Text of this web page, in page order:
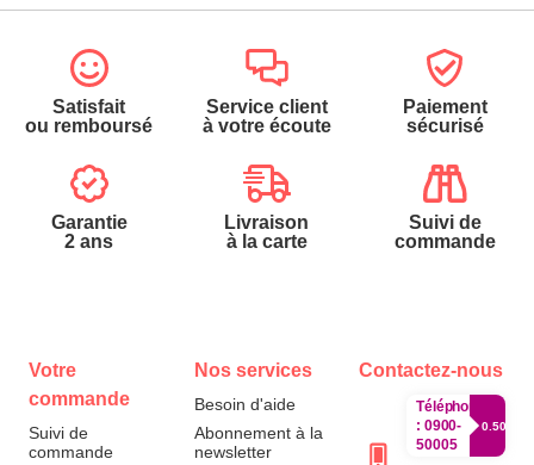
Satisfait
ou remboursé
Service client
à votre écoute
Paiement
sécurisé
Garantie
2 ans
Livraison
à la carte
Suivi de
commande
Votre
commande
Suivi de
commande
Nos services
Besoin d'aide
Abonnement à la
newsletter
Contactez-nous
Téléphone
: 0900-
50005
0.50€/